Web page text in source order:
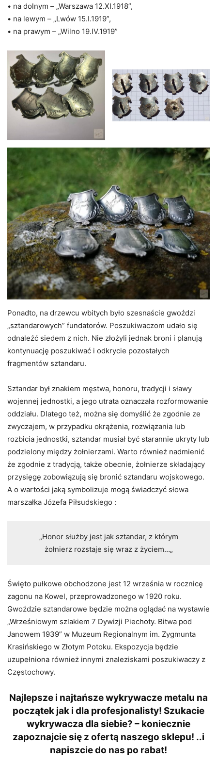
• na dolnym – „Warszawa 12.XI.1918”,
• na lewym – „Lwów 15.I.1919”,
• na prawym – „Wilno 19.IV.1919”
Ponadto, na drzewcu wbitych było szesnaście gwoździ
„sztandarowych” fundatorów. Poszukiwaczom udało się
odnaleźć siedem z nich. Nie złożyli jednak broni i planują
kontynuację poszukiwać i odkrycie pozostałych
fragmentów sztandaru.
Sztandar był znakiem męstwa, honoru, tradycji i sławy
wojennej jednostki, a jego utrata oznaczała rozformowanie
oddziału. Dlatego też, można się domyślić że zgodnie ze
zwyczajem, w przypadku okrążenia, rozwiązania lub
rozbicia jednostki, sztandar musiał być starannie ukryty lub
podzielony między żołnierzami. Warto również nadmienić
że zgodnie z tradycją, także obecnie, żołnierze składający
przysięgę zobowiązują się bronić sztandaru wojskowego.
A o wartości jaką symbolizuje mogą świadczyć słowa
marszałka Józefa Piłsudskiego :
„Honor służby jest jak sztandar, z którym
żołnierz rozstaje się wraz z życiem…„
Święto pułkowe obchodzone jest 12 września w rocznicę
zagonu na Kowel, przeprowadzonego w 1920 roku.
Gwoździe sztandarowe będzie można oglądać na wystawie
„Wrześniowym szlakiem 7 Dywizji Piechoty. Bitwa pod
Janowem 1939” w Muzeum Regionalnym im. Zygmunta
Krasińskiego w Złotym Potoku. Ekspozycja będzie
uzupełniona również innymi znaleziskami poszukiwaczy z
Częstochowy.
Najlepsze i najtańsze wykrywacze metalu na
początek jak i dla profesjonalisty! Szukacie
wykrywacza dla siebie? – koniecznie
zapoznajcie się z ofertą naszego sklepu! ..i
napiszcie do nas po rabat!